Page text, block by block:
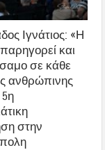
Ιγνάτιος: «Η
και
σε κάθε
ανθρώπινης
στην